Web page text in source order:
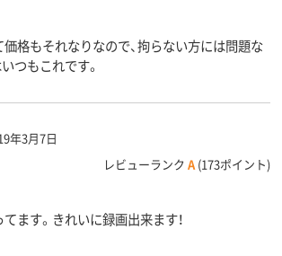
格もそれなりなので、拘らない方には問題な
つもこれです。
年3月7日
レビューランク A (173ポイント)
ます。きれいに録画出来ます！